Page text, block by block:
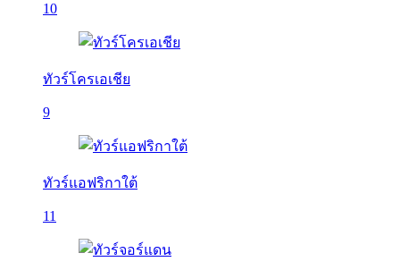
10
ทัวร์โครเอเชีย
9
ทัวร์แอฟริกาใต้
11